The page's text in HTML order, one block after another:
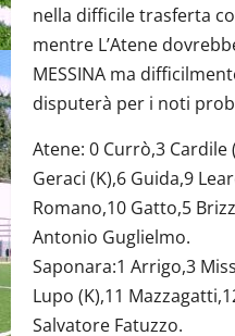
nella difficile trasferta
mentre L’Atene
MESSINA ma
disputerà per i noti
Atene: 0 Currò,3 Cardile
Geraci (K),6 Guida,9
Romano,10 Gatto,5
Antonio Guglielmo.
Saponara:1 Arrigo,3
Lupo (K),11
Salvatore Fatuzzo.